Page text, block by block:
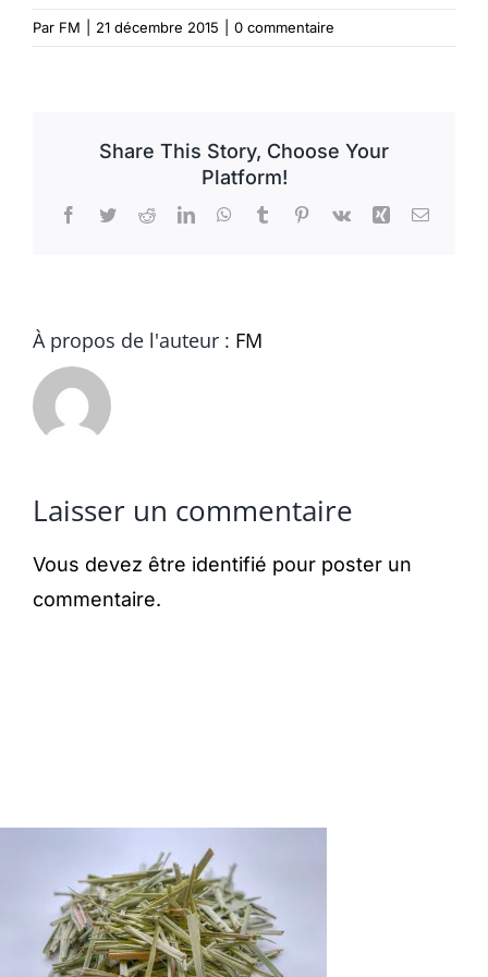
Par FM 21 décembre 2015 0 commentaire
Share This Story, Choose Your
Platform!
Facebook
TwitterRedditLinkedInWhatsApp
TumblrPinterest
Vk Xing Email
À propos de l'auteur : FM
Laisser un commentaire
Vous devez être identifié pour poster un
commentaire.